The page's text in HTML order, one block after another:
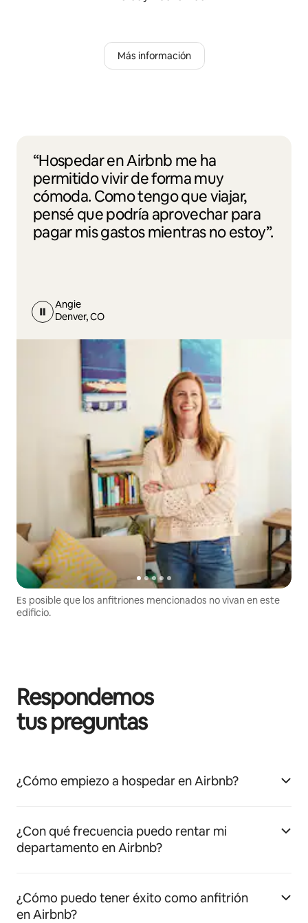
Más información
“Hospedar en Airbnb me ha
permitido vivir de forma muy
cómoda. Como tengo que viajar,
pensé que podría aprovechar para
pagar mis gastos mientras no estoy”.
Angie
Denver, CO
Es posible que los anfitriones mencionados no vivan en este
edificio.
Respondemos
tus preguntas
¿Cómo empiezo a hospedar en Airbnb?
¿Con qué frecuencia puedo rentar mi
departamento en Airbnb?
¿Cómo puedo tener éxito como anfitrión
en Airbnb?